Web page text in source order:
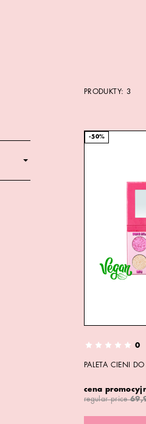
PRODUKTY: 3
-50%
0
PALETA CIENI
cena
regular price